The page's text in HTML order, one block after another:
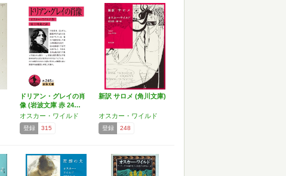
ドリアン・グレイの肖
像 (岩波文庫 赤 24…
オスカー・ワイルド
登録 315
新訳 サロメ (角川文庫)
オスカー・ワイルド
登録 248